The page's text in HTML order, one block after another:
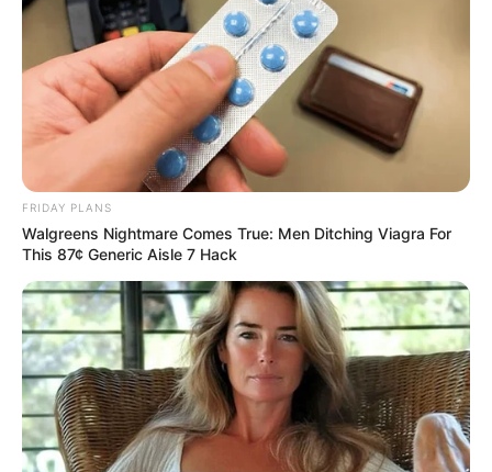
FRIDAY PLANS
Walgreens Nightmare Comes True: Men Ditching Viagra For
This 87¢ Generic Aisle 7 Hack